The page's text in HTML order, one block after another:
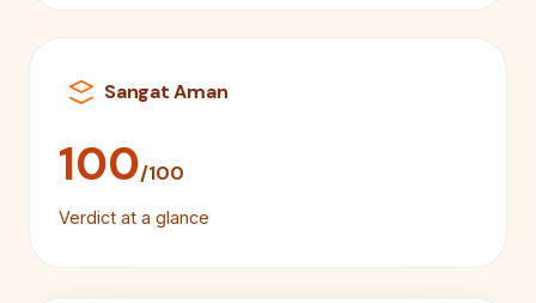
Sangat Aman
100/100
Verdict at a glance